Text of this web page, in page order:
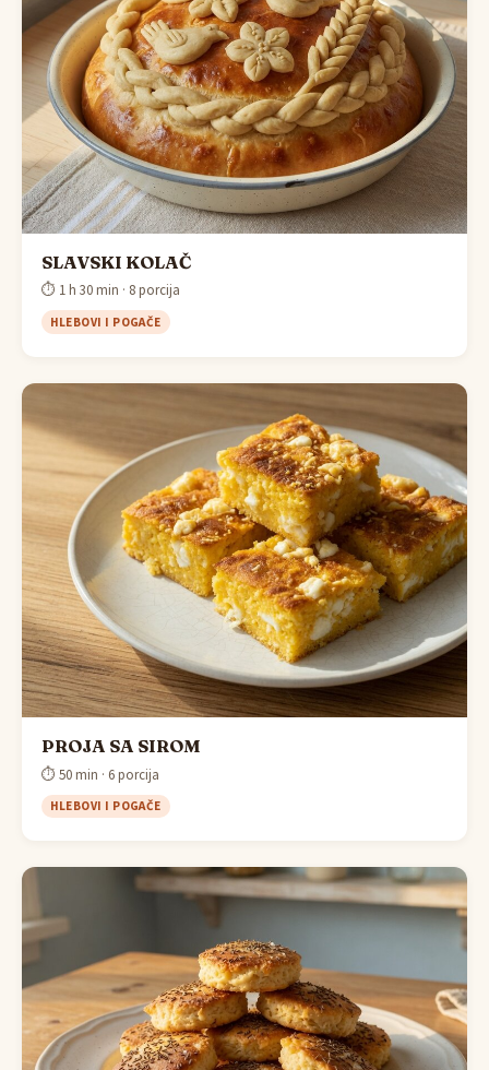
SLAVSKI KOLAČ
⏱ 1 h 30 min · 8 porcija
HLEBOVI I POGAČE
PROJA SA SIROM
⏱ 50 min · 6 porcija
HLEBOVI I POGAČE